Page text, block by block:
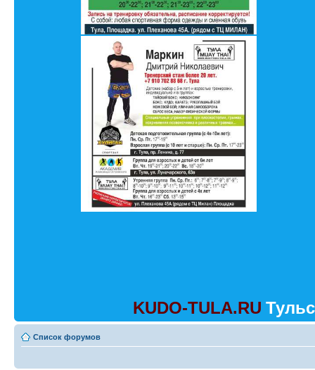
KUDO-TULA.RU
Список форумов